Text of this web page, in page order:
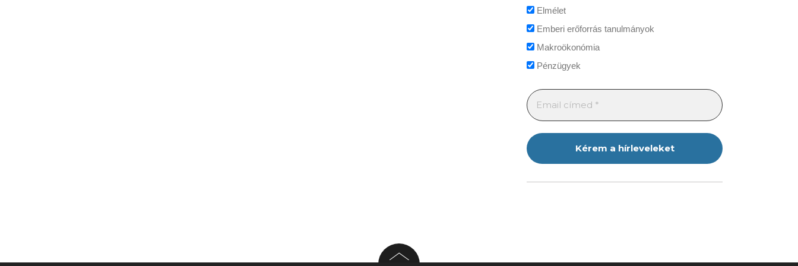
Elmélet
Emberi erőforrás tanulmányok
Makroökonómia
Pénzügyek